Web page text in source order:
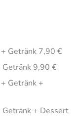
Getränk 7,90 €
9,90 €
Getränk +
+ Dessert